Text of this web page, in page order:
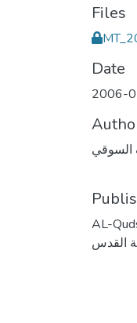
Files
Date
2006-
السوقي
AL-
القدس